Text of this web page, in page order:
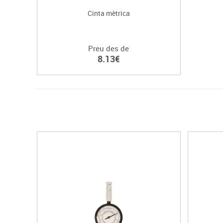
Cinta mètrica
Preu des de
8.13€